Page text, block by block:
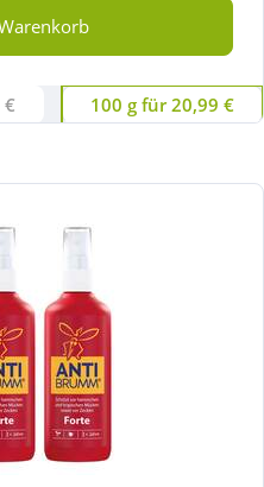
€ 100 g für 20,99 €